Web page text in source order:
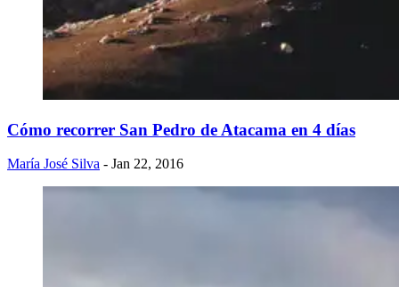
Cómo recorrer San Pedro de Atacama en 4 días
María José Silva - Jan 22, 2016